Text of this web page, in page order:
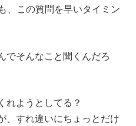
、この質問を早いタイミン
でそんなこと聞くんだろ
れようとしてる？
すれ違いにちょっとだけ